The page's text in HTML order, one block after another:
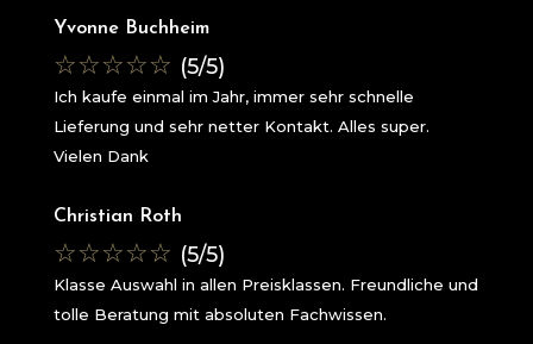
Yvonne Buchheim
☆☆☆☆☆ (5/5)
Ich kaufe einmal im Jahr, immer sehr schnelle
Lieferung und sehr netter Kontakt. Alles super.
Vielen Dank
Christian Roth
☆☆☆☆☆ (5/5)
Klasse Auswahl in allen Preisklassen. Freundliche und
tolle Beratung mit absoluten Fachwissen.